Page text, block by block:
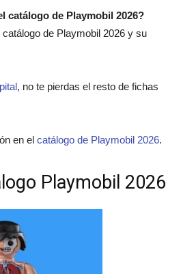
catálogo de Playmobil 2026?
de Playmobil 2026 y su
, no te pierdas el resto de fichas
en el catálogo de Playmobil 2026.
Playmobil 2026